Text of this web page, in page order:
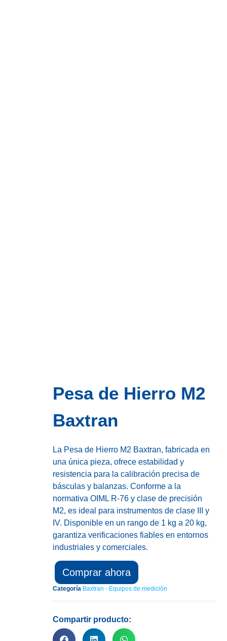
Pesa de Hierro M2
Baxtran
La Pesa de Hierro M2 Baxtran, fabricada en
una única pieza, ofrece estabilidad y
resistencia para la calibración precisa de
básculas y balanzas. Conforme a la
normativa OIML R-76 y clase de precisión
M2, es ideal para instrumentos de clase III y
IV. Disponible en un rango de 1 kg a 20 kg,
garantiza verificaciones fiables en entornos
industriales y comerciales.
Comprar ahora
Categoría Baxtran - Equipos de medición
Compartir producto: